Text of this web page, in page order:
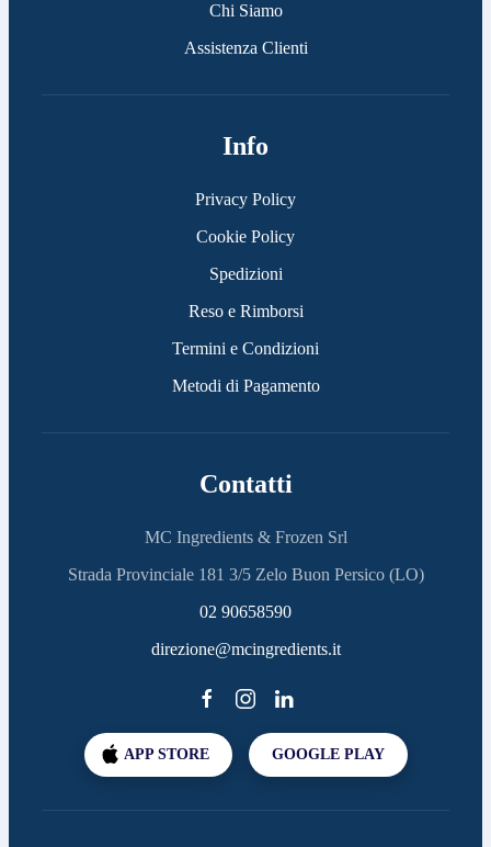
Chi Siamo
Assistenza Clienti
Info
Privacy Policy
Cookie Policy
Spedizioni
Reso e Rimborsi
Termini e Condizioni
Metodi di Pagamento
Contatti
MC Ingredients & Frozen Srl
Strada Provinciale 181 3/5 Zelo Buon Persico (LO)
02 90658590
direzione@mcingredients.it
APP STORE GOOGLE PLAY